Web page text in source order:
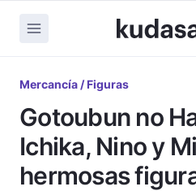
Mercancía / Figuras
Gotoubun no
Ichika, Nino y
hermosas